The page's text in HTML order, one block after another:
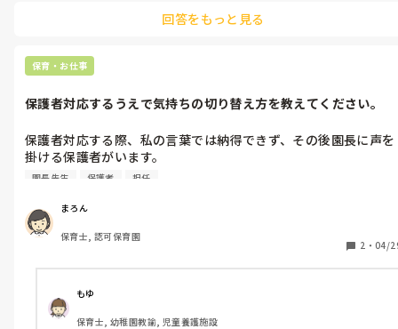
※暑さに過敏という訳ではない
結局そういった子は
■体を動かさないからお腹が空かない
（でも夕方になると眠くなり不機嫌になる）
といった感じです。
乳児なら分かるんですよ。
きです。
でも、生活リズムを崩してまで戸外に行かないは違くない？と思
でも、相方の職員は子どもが自分で決めたからと言います…
でも実際、生活リズム崩れている子だらけでクラスは落ち着きま
持ちの安定も図れる。
た、だからお腹が空く。これは一理あると思う。なんだけど、室内だ
ら思えたら、お腹は減るって思うんですよね。
例えばさ、同じ朝ごはんを食べたとしても、
その日の午前中ただ寝転がってこれ観なさいって好きでもないテレ
ビを観た時と、
では、お腹空いたー！ってなる度合いって、違いませんか？
前者だとしたら、
あ。昼か。昼ごはんなに食べようかなー。
ふ〜、楽しいな、ひと段落。うわ〜もう昼かー！お腹空いたな〜！
何食べよっかな〜♪
って感じっていうのかな。
回答をもっと見る
保育・お仕事
保護者対応するうえで気持ちの切り替え方を教えてください。
保護者対応する際、私の言葉では納得できず、その後園長に声を
掛ける保護者がいます。
ってくれる人のところへ行かれる為、虚しさを感じます…
皆さんは保護者対応する中でやるせないことが起きた時、どう切
園長先生 保護者 担任
まろん
保育士, 認可保育園
2 ・ 04/
もゆ
保育士, 幼稚園教諭, 児童養護施設